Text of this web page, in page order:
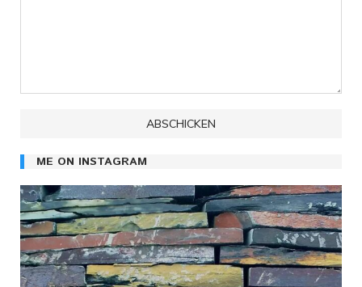
ME ON INSTAGRAM